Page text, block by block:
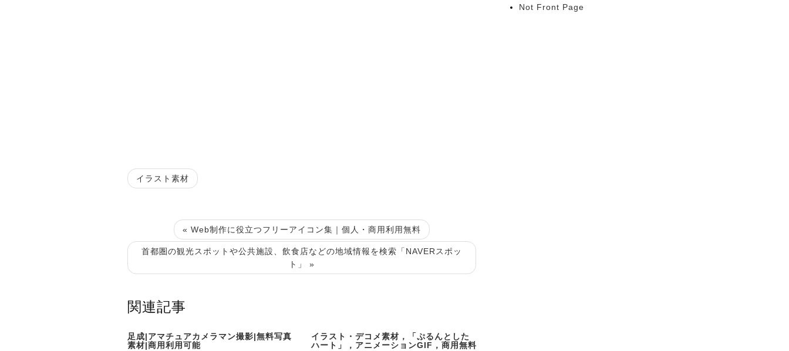
イラスト素材
« Web制作に役立つフリーアイコン集｜個人・商用利用無料
首都圏の観光スポットや公共施設、飲食店などの地域情報を検索「NAVERスポッ
ト」 »
関連記事
足成|アマチュアカメラマン撮影|無料写真
素材|商用利用可能
イラスト・デコメ素材，「ぷるんとした
ハート」，アニメーションGIF，商用無料
Not Front Page